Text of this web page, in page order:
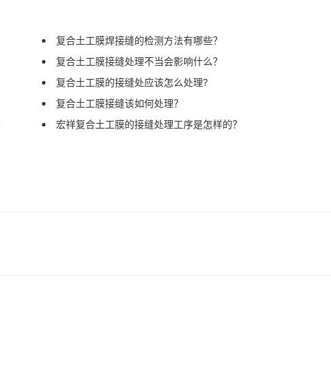
复合土工膜焊接缝的检测方法有哪些？
复合土工膜接缝处理不当会影响什么？
复合土工膜的接缝处应该怎么处理?
复合土工膜接缝该如何处理？
宏祥复合土工膜的接缝处理工序是怎样的？